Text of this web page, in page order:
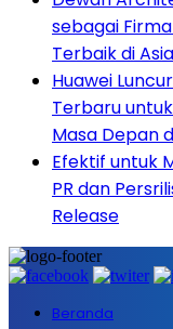
sebagai
Terbaik di
Huawei
Terbaru
Masa Depan
Efektif untuk
PR dan
Release
Beranda